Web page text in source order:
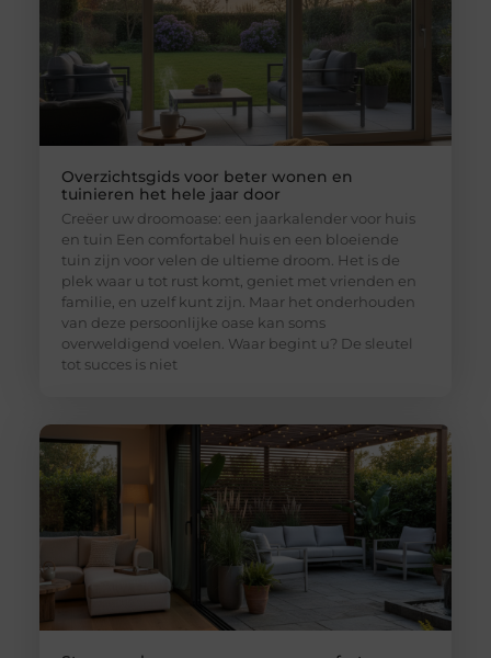
Overzichtsgids voor beter wonen en
tuinieren het hele jaar door
Creëer uw droomoase: een jaarkalender voor huis
en tuin Een comfortabel huis en een bloeiende
tuin zijn voor velen de ultieme droom. Het is de
plek waar u tot rust komt, geniet met vrienden en
familie, en uzelf kunt zijn. Maar het onderhouden
van deze persoonlijke oase kan soms
overweldigend voelen. Waar begint u? De sleutel
tot succes is niet